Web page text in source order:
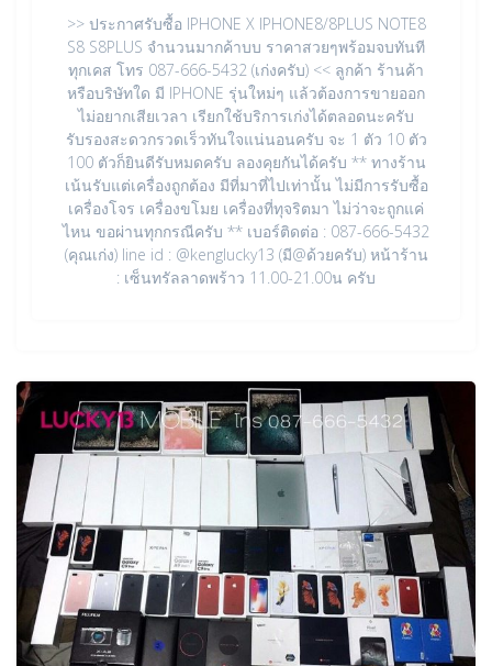
>> ประกาศรับซื้อ IPHONE X IPHONE8/8PLUS NOTE8
S8 S8PLUS จำนวนมากค้าบบ ราคาสวยๆพร้อมจบทันที
ทุกเคส โทร 087-666-5432 (เก่งครับ) << ลูกค้า ร้านค้า
หรือบริษัทใด มี IPHONE รุ่นใหม่ๆ แล้วต้องการขายออก
ไม่อยากเสียเวลา เรียกใช้บริการเก่งได้ตลอดนะครับ
รับรองสะดวกรวดเร็วทันใจแน่นอนครับ จะ 1 ตัว 10 ตัว
100 ตัวก็ยินดีรับหมดครับ ลองคุยกันได้ครับ ** ทางร้าน
เน้นรับแต่เครื่องถูกต้อง มีที่มาที่ไปเท่านั้น ไม่มีการรับซื้อ
เครื่องโจร เครื่องขโมย เครื่องที่ทุจริตมา ไม่ว่าจะถูกแค่
ไหน ขอผ่านทุกกรณีครับ ** เบอร์ติดต่อ : 087-666-5432
(คุณเก่ง) line id : @kenglucky13 (มี@ด้วยครับ) หน้าร้าน
: เซ็นทรัลลาดพร้าว 11.00-21.00น ครับ